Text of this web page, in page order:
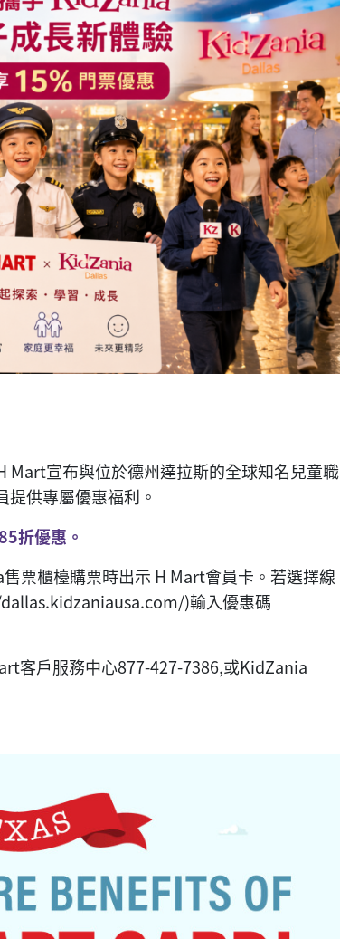
Mart宣布與位於德州達拉斯的全球知名兒童職
供專屬優惠福利。
折優惠。
票櫃檯購票時出示 H Mart會員卡。若選擇線
)輸入優惠碼
客戶服務中心877-427-7386,或KidZania